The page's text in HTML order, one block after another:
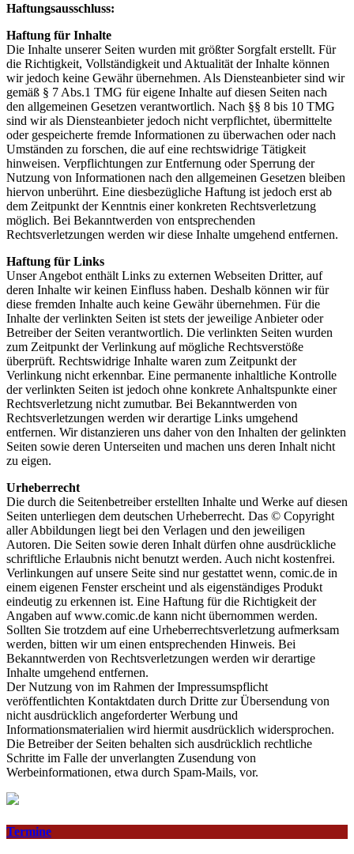
Haftungsausschluss:
Haftung für Inhalte
Die Inhalte unserer Seiten wurden mit größter Sorgfalt erstellt. Für
die Richtigkeit, Vollständigkeit und Aktualität der Inhalte können
wir jedoch keine Gewähr übernehmen. Als Diensteanbieter sind wir
gemäß § 7 Abs.1 TMG für eigene Inhalte auf diesen Seiten nach
den allgemeinen Gesetzen verantwortlich. Nach §§ 8 bis 10 TMG
sind wir als Diensteanbieter jedoch nicht verpflichtet, übermittelte
oder gespeicherte fremde Informationen zu überwachen oder nach
Umständen zu forschen, die auf eine rechtswidrige Tätigkeit
hinweisen. Verpflichtungen zur Entfernung oder Sperrung der
Nutzung von Informationen nach den allgemeinen Gesetzen bleiben
hiervon unberührt. Eine diesbezügliche Haftung ist jedoch erst ab
dem Zeitpunkt der Kenntnis einer konkreten Rechtsverletzung
möglich. Bei Bekanntwerden von entsprechenden
Rechtsverletzungen werden wir diese Inhalte umgehend entfernen.
Haftung für Links
Unser Angebot enthält Links zu externen Webseiten Dritter, auf
deren Inhalte wir keinen Einfluss haben. Deshalb können wir für
diese fremden Inhalte auch keine Gewähr übernehmen. Für die
Inhalte der verlinkten Seiten ist stets der jeweilige Anbieter oder
Betreiber der Seiten verantwortlich. Die verlinkten Seiten wurden
zum Zeitpunkt der Verlinkung auf mögliche Rechtsverstöße
überprüft. Rechtswidrige Inhalte waren zum Zeitpunkt der
Verlinkung nicht erkennbar. Eine permanente inhaltliche Kontrolle
der verlinkten Seiten ist jedoch ohne konkrete Anhaltspunkte einer
Rechtsverletzung nicht zumutbar. Bei Bekanntwerden von
Rechtsverletzungen werden wir derartige Links umgehend
entfernen. Wir distanzieren uns daher von den Inhalten der gelinkten
Seiten sowie deren Unterseiten und machen uns deren Inhalt nicht
zu eigen.
Urheberrecht
Die durch die Seitenbetreiber erstellten Inhalte und Werke auf diesen
Seiten unterliegen dem deutschen Urheberrecht. Das © Copyright
aller Abbildungen liegt bei den Verlagen und den jeweiligen
Autoren. Die Seiten sowie deren Inhalt dürfen ohne ausdrückliche
schriftliche Erlaubnis nicht benutzt werden. Auch nicht kostenfrei.
Verlinkungen auf unsere Seite sind nur gestattet wenn, comic.de in
einem eigenen Fenster erscheint und als eigenständiges Produkt
eindeutig zu erkennen ist. Eine Haftung für die Richtigkeit der
Angaben auf www.comic.de kann nicht übernommen werden.
Sollten Sie trotzdem auf eine Urheberrechtsverletzung aufmerksam
werden, bitten wir um einen entsprechenden Hinweis. Bei
Bekanntwerden von Rechtsverletzungen werden wir derartige
Inhalte umgehend entfernen.
Der Nutzung von im Rahmen der Impressumspflicht
veröffentlichten Kontaktdaten durch Dritte zur Übersendung von
nicht ausdrücklich angeforderter Werbung und
Informationsmaterialien wird hiermit ausdrücklich widersprochen.
Die Betreiber der Seiten behalten sich ausdrücklich rechtliche
Schritte im Falle der unverlangten Zusendung von
Werbeinformationen, etwa durch Spam-Mails, vor.
Termine